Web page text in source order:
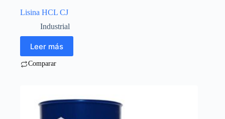
Lisina HCL CJ
Industrial
Leer más
Comparar